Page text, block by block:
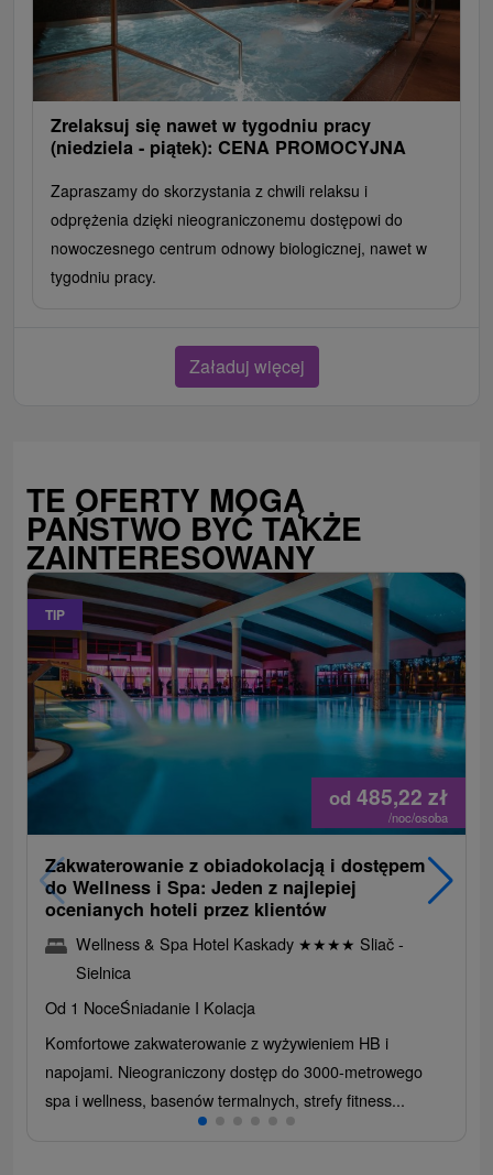
Zrelaksuj się nawet w tygodniu pracy
(niedziela - piątek): CENA PROMOCYJNA
Zapraszamy do skorzystania z chwili relaksu i
odprężenia dzięki nieograniczonemu dostępowi do
nowoczesnego centrum odnowy biologicznej, nawet w
tygodniu pracy.
Załaduj więcej
TE OFERTY MOGĄ
PAŃSTWO BYĆ TAKŻE
ZAINTERESOWANY
TIP
od 485,22 zł
/noc/osoba
Zakwaterowanie z obiadokolacją i dostępem
do Wellness i Spa: Jeden z najlepiej
ocenianych hoteli przez klientów
Wellness & Spa Hotel Kaskady ★★★★ Sliač -
Sielnica
Od 1 NoceŚniadanie I Kolacja
Komfortowe zakwaterowanie z wyżywieniem HB i
napojami. Nieograniczony dostęp do 3000-metrowego
spa i wellness, basenów termalnych, strefy fitness...